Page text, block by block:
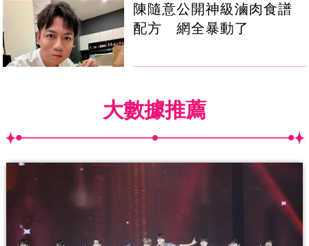
陳隨意公開神級滷肉食譜
配方 網全暴動了
大數據推薦